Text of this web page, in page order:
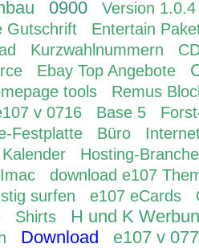
0900 Version 1.0.4
Gutschrift
Entertain
Kurzwahlnummern
Ebay Top Angebote
tools
Remus
v 0716 Base 5
Festplatte Büro
Kalender
Hosting-Branche
Imac
download e107
surfen e107 eCards
Shirts H und K
Download e107 v 077